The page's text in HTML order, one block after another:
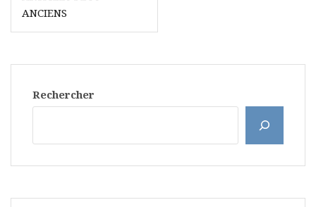
des
articles
ANCIENS
Rechercher